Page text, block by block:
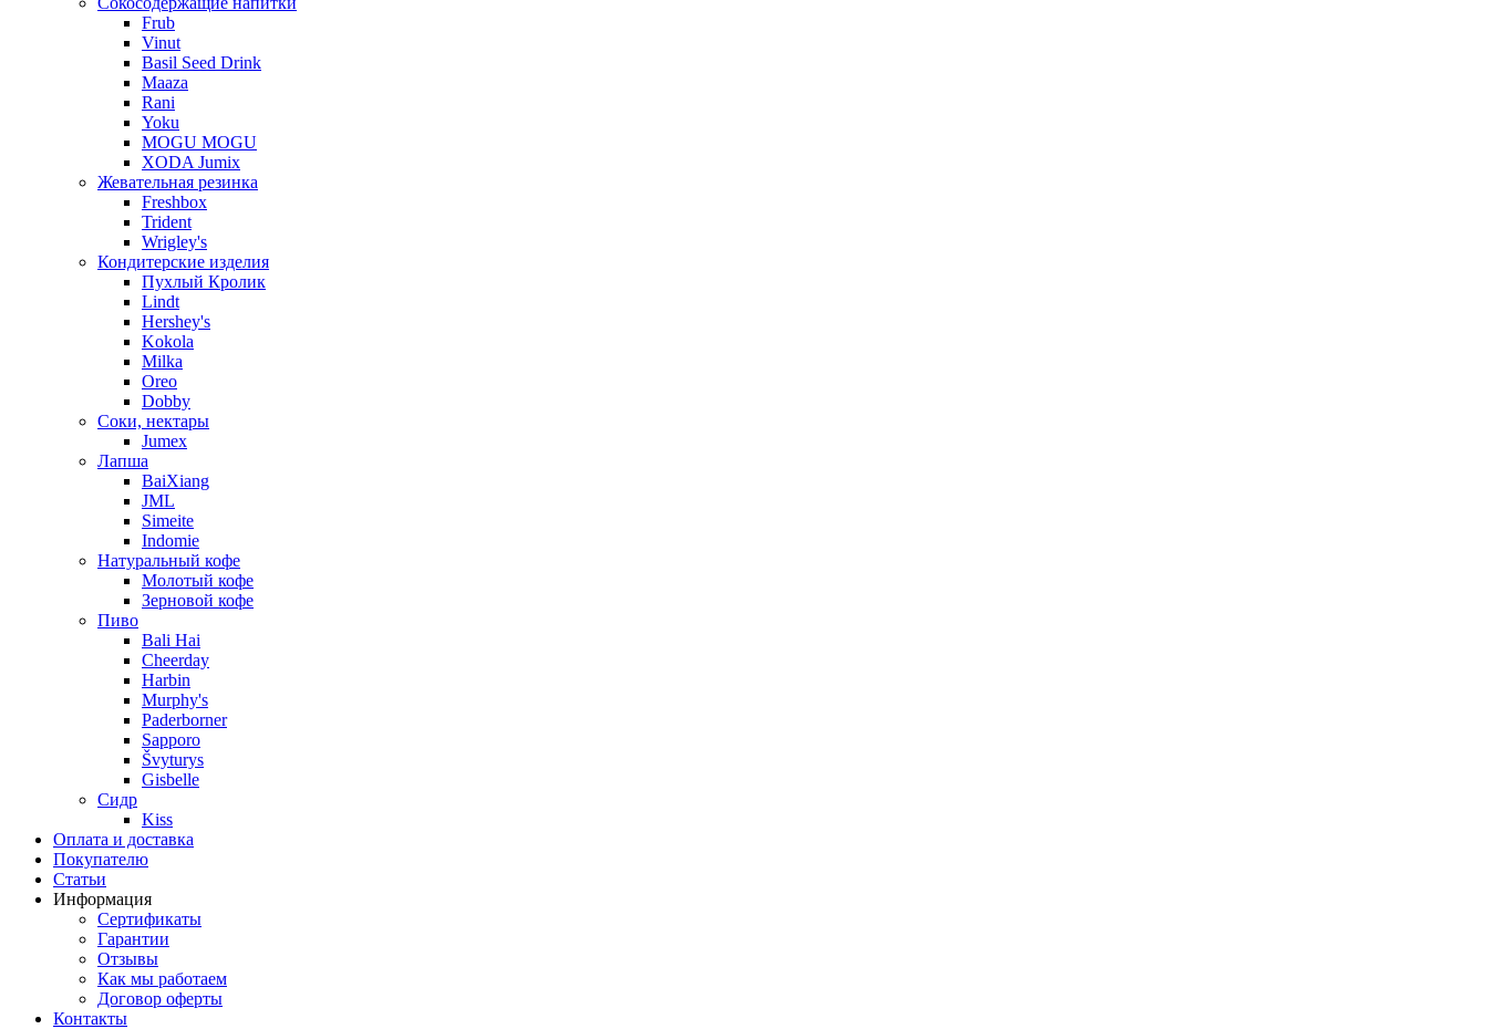
Frub
Vinut
Basil Seed Drink
Maaza
Rani
Yoku
MOGU MOGU
XODA Jumix
Жевательная резинка
Freshbox
Trident
Wrigley's
Кондитерские изделия
Пухлый Кролик
Lindt
Hershey's
Kokola
Milka
Oreo
Dobby
Соки, нектары
Jumex
Лапша
BaiXiang
JML
Simeite
Indomie
Натуральный кофе
Молотый кофе
Зерновой кофе
Пиво
Bali Hai
Cheerday
Harbin
Murphy's
Paderborner
Sapporo
Švyturys
Gisbelle
Сидр
Kiss
Оплата и доставка
Покупателю
Статьи
Информация
Сертификаты
Гарантии
Отзывы
Как мы работаем
Договор оферты
Контакты